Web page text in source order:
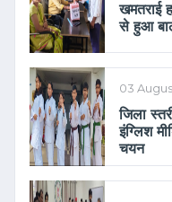
खमतराई
से हुआ
03
जिला
इंग्लिश
चयन